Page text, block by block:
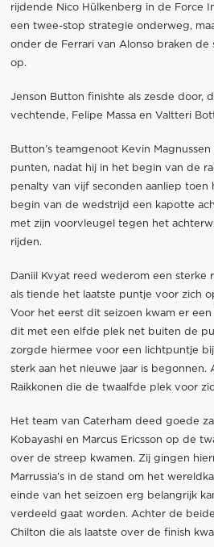
rijdende Nico Hülkenberg in de Force
een twee-stop strategie onderweg,
onder de Ferrari van Alonso braken de
op.
Jenson Button finishte als zesde door,
vechtende, Felipe Massa en Valtteri
Button’s teamgenoot Kevin
punten, nadat hij in het begin van de
penalty van vijf seconden aanliep toen
begin van de wedstrijd een kapotte
met zijn voorvleugel tegen het
rijden.
Daniil Kvyat reed wederom een sterke
als tiende het laatste puntje voor zich
Voor het eerst dit seizoen kwam er
dit met een elfde plek net buiten de
zorgde hiermee voor een lichtpuntje
sterk aan het nieuwe jaar is begonnen.
Raikkonen die de twaalfde plek voor
Het team van Caterham deed goede
Kobayashi en Marcus Ericsson op de
over de streep kwamen. Zij gingen
Marrussia’s in de stand om het
einde van het seizoen erg belangrijk
verdeeld gaat worden. Achter de
Chilton die als laatste over de finish